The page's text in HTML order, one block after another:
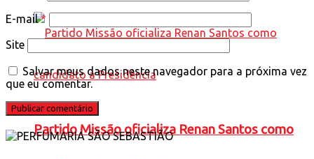
Partido Missão oficializa Renan Santos como
E-mail*
Site
Salvar meus dados neste navegador para a próxima vez
que eu comentar.